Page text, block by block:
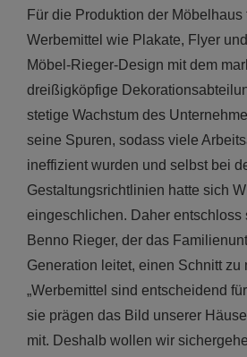
Für die Produktion der Möbelhaus
Werbemittel wie Plakate, Flyer
Möbel-Rieger-Design mit dem
dreißigköpfige
stetige Wachstum des
seine Spuren, sodass viele
ineffizient wurden und selbst bei
Gestaltungsrichtlinien hatte sich
eingeschlichen. Daher entschloss
Benno Rieger, der das
Generation leitet, einen Schnitt zu
„Werbemittel sind entscheidend
sie prägen das Bild unserer
mit. Deshalb wollen wir